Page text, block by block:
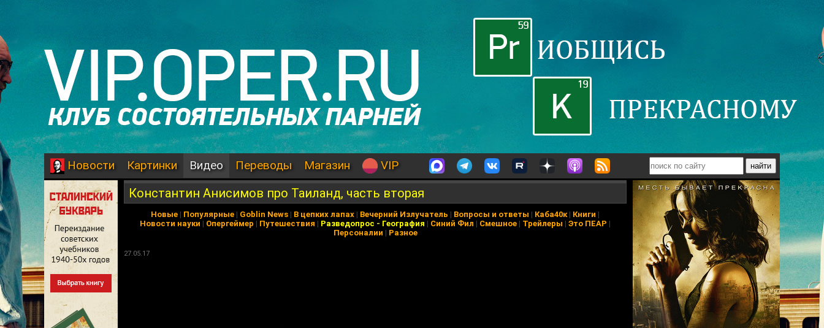
Новости Картинки Видео Переводы Магазин VIP
Константин Анисимов про Таиланд, часть вторая
Новые | Популярные | Goblin News | В цепких лапах | Вечерний Излучатель | Вопросы и ответы | Каба40к| Книги |
Новости науки | Опергеймер | Путешествия | Разведопрос - География | Синий Фил | Смешное | Трейлеры | Это ПЕАР |
Персоналии | Разное
27.05.17